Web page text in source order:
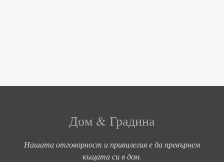
Дом & Градина
Нашата отговорност и привилегия е да превърнем
къщата си в дом.